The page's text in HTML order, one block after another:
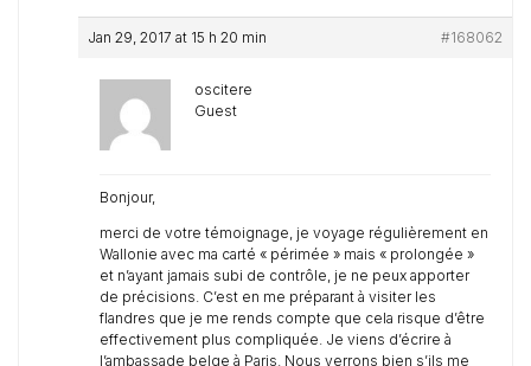
Jan 29, 2017 at 15 h 20 min #168062
oscitere
Guest
Bonjour,
merci de votre témoignage, je voyage régulièrement en
Wallonie avec ma carté « périmée » mais « prolongée »
et n’ayant jamais subi de contrôle, je ne peux apporter
de précisions. C’est en me préparant à visiter les
flandres que je me rends compte que cela risque d’être
effectivement plus compliquée. Je viens d’écrire à
l’ambassade belge à Paris. Nous verrons bien s’ils me